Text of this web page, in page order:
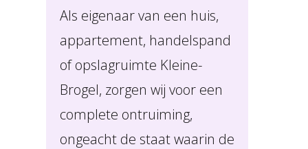
Als eigenaar van een huis,
appartement, handelspand
of opslagruimte Kleine-
Brogel, zorgen wij voor een
complete ontruiming,
ongeacht de staat waarin de